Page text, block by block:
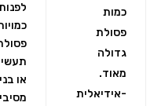
כמות
פסולת
גדולה
מאוד.
-אידיאלית
או